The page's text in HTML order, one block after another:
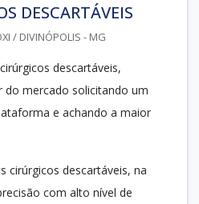
DESCARTÁVEIS
/ DIVINÓPOLIS - MG
descartáveis,
do mercado solicitando um
e achando a maior
cirúrgicos descartáveis, na
com alto nível de